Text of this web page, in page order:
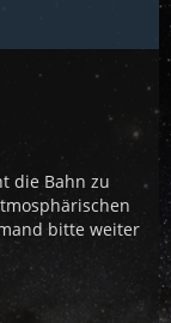
die Bahn zu
bitte weiter